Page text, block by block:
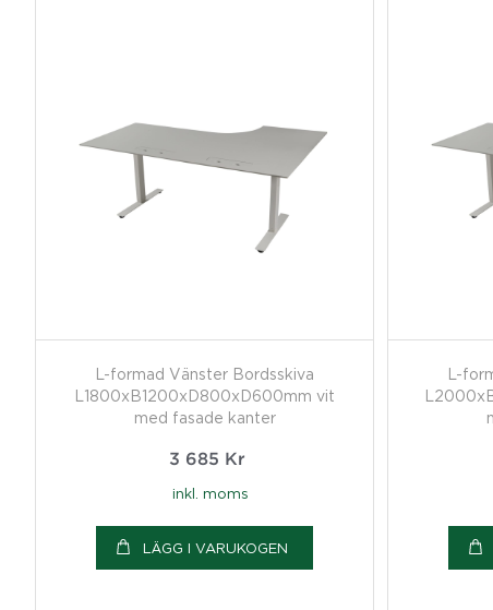
L-formad Vänster Bordsskiva
L1800xB1200xD800xD600mm vit
med fasade kanter
3 685 Kr
inkl. moms
LÄGG I VARUKOGEN
L-